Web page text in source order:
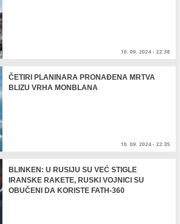
10. 09. 2024 - 22:38
ČETIRI PLANINARA PRONAĐENA MRTVA
BLIZU VRHA MONBLANA
10. 09. 2024 - 22:35
BLINKEN: U RUSIJU SU VEĆ STIGLE
IRANSKE RAKETE, RUSKI VOJNICI SU
OBUČENI DA KORISTE FATH-360